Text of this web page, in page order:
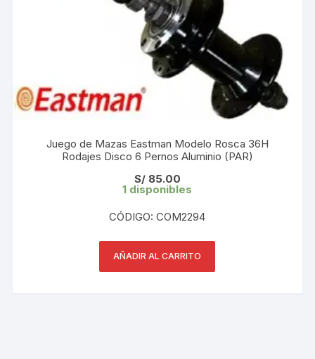
Juego de Mazas Eastman Modelo Rosca 36H
Rodajes Disco 6 Pernos Aluminio (PAR)
S/85.00
1 disponibles
CÓDIGO: COM2294
AÑADIR AL CARRITO